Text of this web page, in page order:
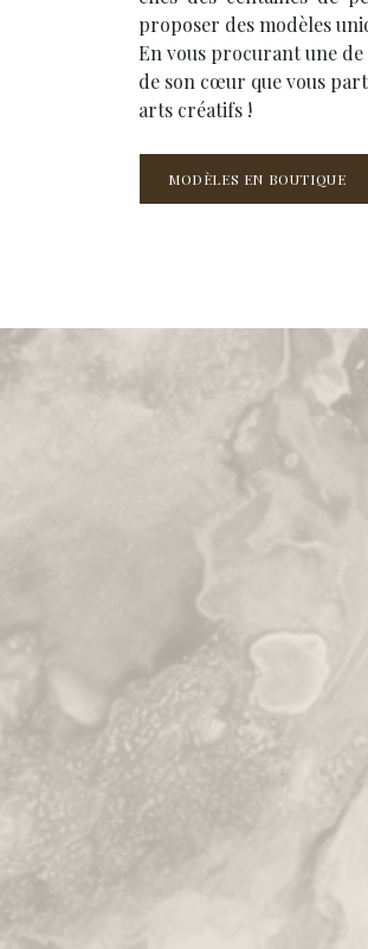
proposer des modèles
En vous procurant une de
de son cœur que vous
arts créatifs !
​​​​​​MODÈLES EN BOUTIQUE